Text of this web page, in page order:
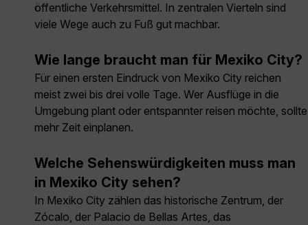
öffentliche Verkehrsmittel. In zentralen Vierteln sind
viele Wege auch zu Fuß gut machbar.
Wie lange braucht man für Mexiko City?
Für einen ersten Eindruck von Mexiko City reichen
meist zwei bis drei volle Tage. Wer Ausflüge in die
Umgebung plant oder entspannter reisen möchte, sollte
mehr Zeit einplanen.
Welche Sehenswürdigkeiten muss man
in Mexiko City sehen?
In Mexiko City zählen das historische Zentrum, der
Zócalo, der Palacio de Bellas Artes, das